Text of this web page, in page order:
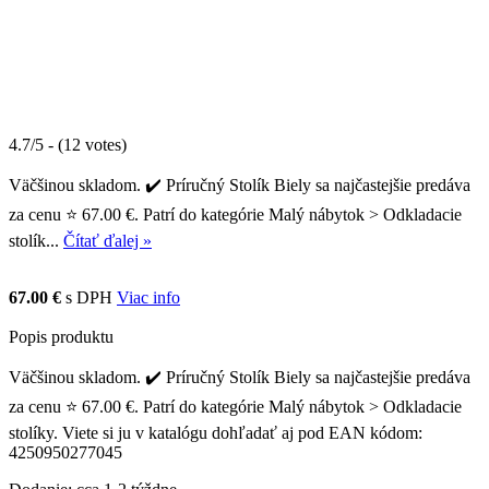
4.7/5 - (12 votes)
Väčšinou skladom. ✔️ Príručný Stolík Biely sa najčastejšie predáva
za cenu ⭐ 67.00 €. Patrí do kategórie Malý nábytok > Odkladacie
stolík... Čítať ďalej »
67.00 € s DPH Viac info
Popis produktu
Väčšinou skladom. ✔️ Príručný Stolík Biely sa najčastejšie predáva
za cenu ⭐ 67.00 €. Patrí do kategórie Malý nábytok > Odkladacie
stolíky. Viete si ju v katalógu dohľadať aj pod EAN kódom:
4250950277045